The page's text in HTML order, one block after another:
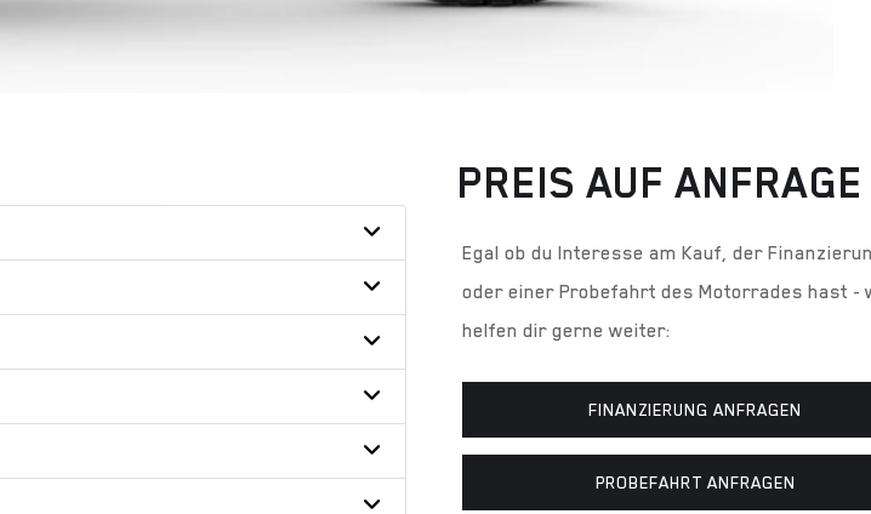
PREIS AUF ANFRAGE
Egal ob du Interesse am Kauf, der
oder einer Probefahrt des Motorrades hast -
helfen dir gerne weiter:
FINANZIERUNG ANFRAGEN
PROBEFAHRT ANFRAGEN